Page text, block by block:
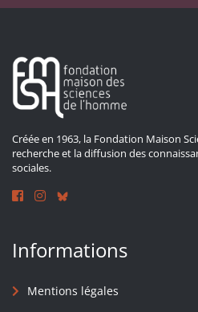
Créée en 1963, la Fondation Maison
recherche et la diffusion des
sociales.
Informations
Mentions légales